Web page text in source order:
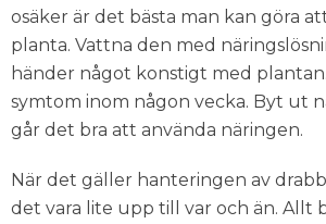
osäker är det bästa man kan göra
planta. Vattna den med
händer något konstigt med
symtom inom någon vecka. Byt ut
går det bra att använda näringen.
När det gäller hanteringen av
det vara lite upp till var och än. Allt